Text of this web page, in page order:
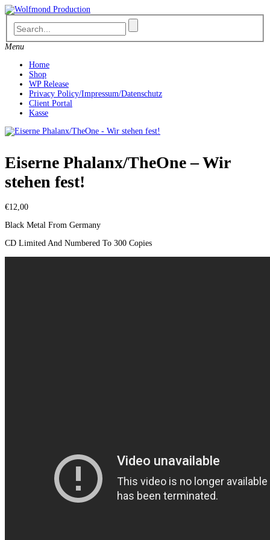
Skip
to
content
Menu
Home
Shop
WP Release
Privacy Policy/Impressum/Datenschutz
Client Portal
Kasse
Eiserne Phalanx/TheOne – Wir
stehen fest!
€12,00
Black Metal From Germany
CD Limited And Numbered To 300 Copies